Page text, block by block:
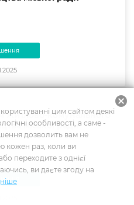
житлово-комунального
міської ради
цим сайтом деякі
особливості, а саме -
дозволить вам не
кожен раз, коли ви
переходите з однієї
ви даєте згоду на
cancel